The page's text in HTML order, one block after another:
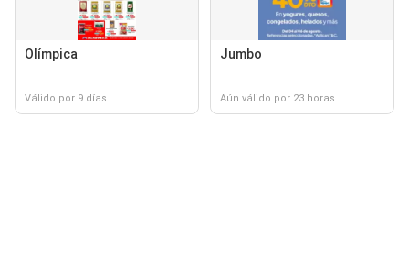
Olímpica
Válido por 9 días
Jumbo
Aún válido por 23 horas